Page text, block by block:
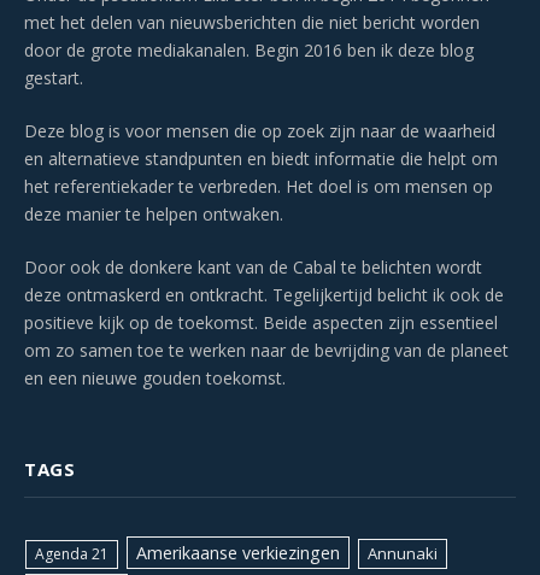
met het delen van nieuwsberichten die niet bericht worden
door de grote mediakanalen. Begin 2016 ben ik deze blog
gestart.
Deze blog is voor mensen die op zoek zijn naar de waarheid
en alternatieve standpunten en biedt informatie die helpt om
het referentiekader te verbreden. Het doel is om mensen op
deze manier te helpen ontwaken.
Door ook de donkere kant van de Cabal te belichten wordt
deze ontmaskerd en ontkracht. Tegelijkertijd belicht ik ook de
positieve kijk op de toekomst. Beide aspecten zijn essentieel
om zo samen toe te werken naar de bevrijding van de planeet
en een nieuwe gouden toekomst.
TAGS
Agenda 21 Amerikaanse verkiezingen Annunaki